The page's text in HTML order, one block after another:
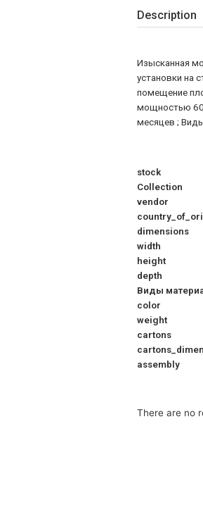
Description
Изысканная
установки на
помещение
мощностью 60
месяцев ;
stock
Collection
vendor
dimensions
width
height
depth
Виды
color
weight
cartons
assembly
There are no